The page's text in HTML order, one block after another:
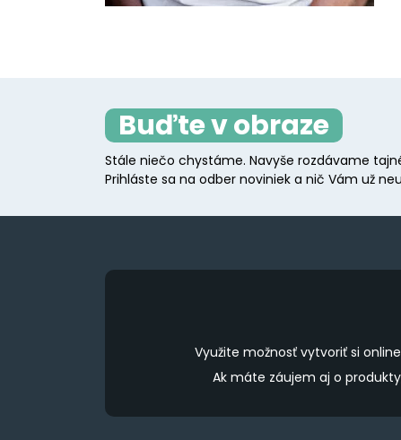
Buďte v obraze
Stále niečo chystáme. Navyše rozdávame
Prihláste sa na odber noviniek a nič Vám už
Využite možnosť vytvoriť si
Ak máte záujem aj o